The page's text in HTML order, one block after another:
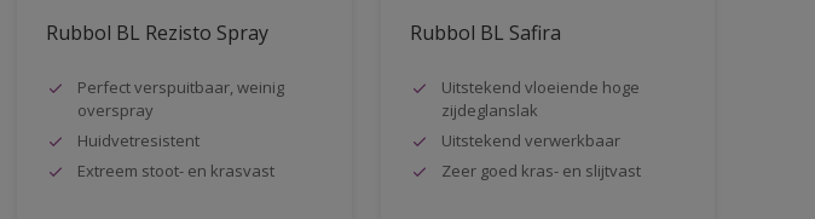
Rubbol BL Rezisto Spray
Perfect verspuitbaar, weinig
overspray
Huidvetresistent
Extreem stoot- en krasvast
Rubbol BL Safira
Uitstekend vloeiende hoge
zijdeglanslak
Uitstekend verwerkbaar
Zeer goed kras- en slijtvast